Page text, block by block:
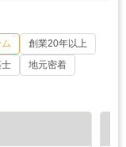
創業20年以上
士 地元密着